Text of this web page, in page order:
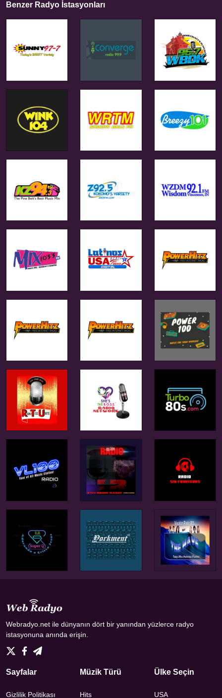
Benzer Radyo İstasyonları
Webradyo.net ile dünyanın dört bir yanından yüzlerce radyo
istasyonuna anında erişin.
Sayfalar
Gizlilik Politikası
Müzik Türü
Hits
Ülke Seçin
USA